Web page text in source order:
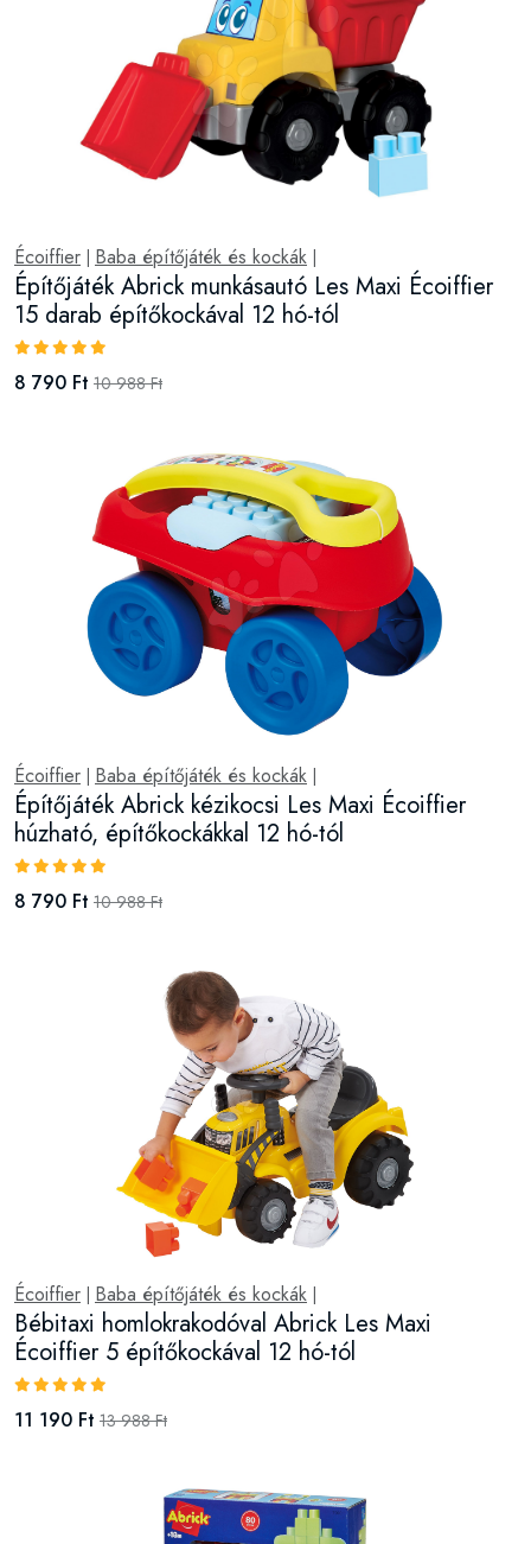
Écoiffier Baba építőjáték és kockák
Építőjáték Abrick munkásautó Les Maxi Écoiffier
15 darab építőkockával 12 hó-tól
8 790 Ft 10 988 Ft
Écoiffier Baba építőjáték és kockák
Építőjáték Abrick kézikocsi Les Maxi Écoiffier
húzható, építőkockákkal 12 hó-tól
8 790 Ft 10 988 Ft
Écoiffier Baba építőjáték és kockák
Bébitaxi homlokrakodóval Abrick Les Maxi
Écoiffier 5 építőkockával 12 hó-tól
11 190 Ft 13 988 Ft